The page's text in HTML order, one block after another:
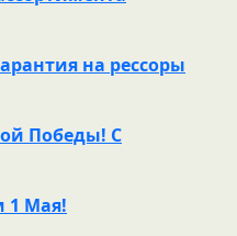
на рессоры
Победы! С
1 Мая!